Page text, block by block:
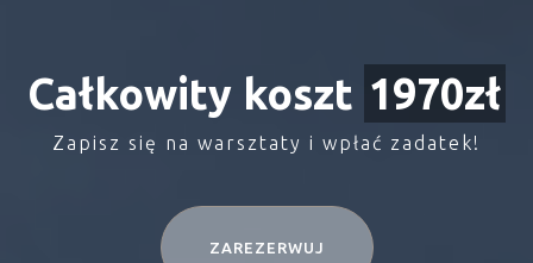
Całkowity koszt 1970zł
Zapisz się na warsztaty i wpłać zadatek!
ZAREZERWUJ